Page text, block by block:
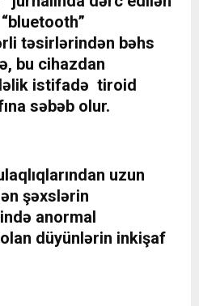
təsirlərindən bəhs
bu cihazdan
istifadə tiroid
səbəb olur.
uzun
şəxslərin
anormal
düyünlərin inkişaf